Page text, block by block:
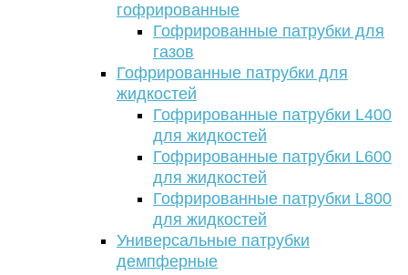
гофрированные
Гофрированные патрубки для
газов
Гофрированные патрубки для
жидкостей
Гофрированные патрубки L400
для жидкостей
Гофрированные патрубки L600
для жидкостей
Гофрированные патрубки L800
для жидкостей
Универсальные патрубки
демпферные